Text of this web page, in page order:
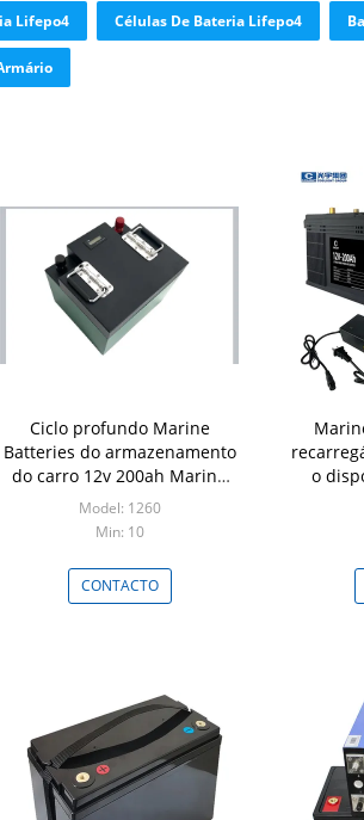
Lifepo4 Células De Bateria Lifepo4
Ciclo profundo Marine
Batteries do armazenamento
do carro 12v 200ah Marine
Battery LiFePO4
Model: 1260
Min: 10
CONTACTO
o